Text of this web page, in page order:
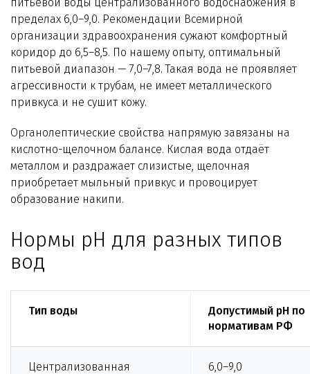
Технологии WiseWater
Стать дилером
Контакты
пределах 6,0–9,0. Рекомендации Всемирной
организации здравоохранения сужают комфортный
коридор до 6,5–8,5. По нашему опыту, оптимальный
питьевой диапазон — 7,0–7,8. Такая вода не проявляет
агрессивности к трубам, не имеет металлического
привкуса и не сушит кожу.
Органолептические свойства напрямую завязаны на
кислотно-щелочном балансе. Кислая вода отдаёт
металлом и раздражает слизистые, щелочная
приобретает мыльный привкус и провоцирует
образование накипи.
Нормы pH для разных типов
вод
Тип воды
Допустимый pH по
нормативам РФ
Централизованная
6,0–9,0